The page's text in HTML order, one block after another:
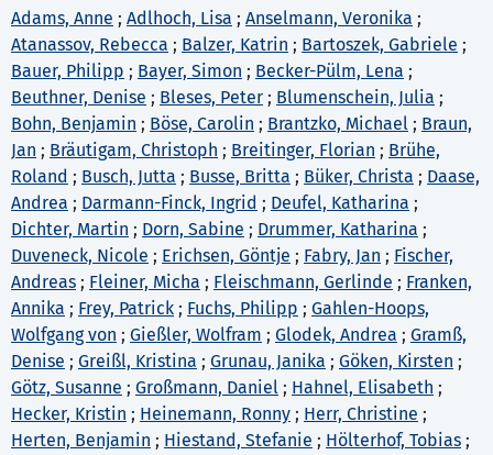
Adams, Anne ; Adlhoch, Lisa ; Anselmann, Veronika ;
Atanassov, Rebecca ; Balzer, Katrin ; Bartoszek, Gabriele ;
Bauer, Philipp ; Bayer, Simon ; Becker-Pülm, Lena ;
Beuthner, Denise ; Bleses, Peter ; Blumenschein, Julia ;
Bohn, Benjamin ; Böse, Carolin ; Brantzko, Michael ; Braun,
Jan ; Bräutigam, Christoph ; Breitinger, Florian ; Brühe,
Roland ; Busch, Jutta ; Busse, Britta ; Büker, Christa ; Daase,
Andrea ; Darmann-Finck, Ingrid ; Deufel, Katharina ;
Dichter, Martin ; Dorn, Sabine ; Drummer, Katharina ;
Duveneck, Nicole ; Erichsen, Göntje ; Fabry, Jan ; Fischer,
Andreas ; Fleiner, Micha ; Fleischmann, Gerlinde ; Franken,
Annika ; Frey, Patrick ; Fuchs, Philipp ; Gahlen-Hoops,
Wolfgang von ; Gießler, Wolfram ; Glodek, Andrea ; Gramß,
Denise ; Greißl, Kristina ; Grunau, Janika ; Göken, Kirsten ;
Götz, Susanne ; Großmann, Daniel ; Hahnel, Elisabeth ;
Hecker, Kristin ; Heinemann, Ronny ; Herr, Christine ;
Herten, Benjamin ; Hiestand, Stefanie ; Hölterhof, Tobias ;